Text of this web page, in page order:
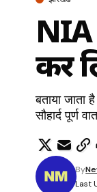
NIA
कर
बताया
सौहार्द पूर्ण
Last
By